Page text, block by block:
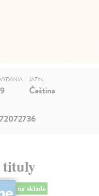
JAZYK
Čeština
tituly
na sklade